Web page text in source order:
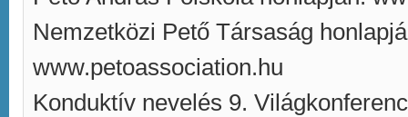
Nemzetközi Pető Társaság
www.petoassociation.hu
Konduktív nevelés 9.